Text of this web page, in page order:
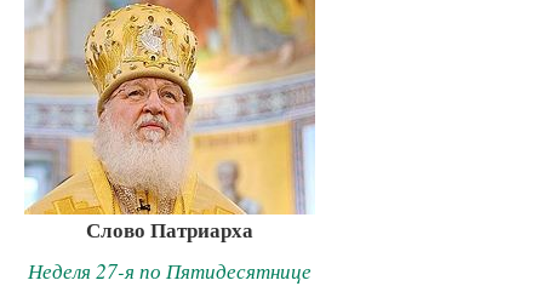
Слово Патриарха
Неделя 27-я по Пятидесятнице